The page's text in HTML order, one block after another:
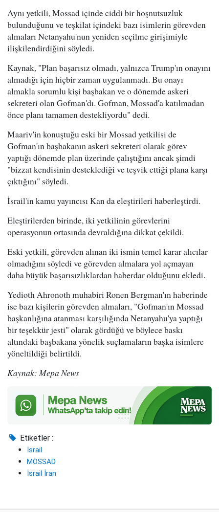
Aynı yetkili, Mossad içinde ciddi bir hoşnutsuzluk
bulunduğunu ve teşkilat içindeki bazı isimlerin görevden
almaları Netanyahu'nun yeniden seçilme girişimiyle
ilişkilendirdiğini söyledi.
Kaynak, "Plan başarısız olmadı, yalnızca Trump'ın onayını
almadığı için hiçbir zaman uygulanmadı. Bu onayı
almakla sorumlu kişi başbakan ve o dönemde askeri
sekreteri olan Gofman'dı. Gofman, Mossad'a katılmadan
önce planı tamamen destekliyordu" dedi.
Maariv'in konuştuğu eski bir Mossad yetkilisi de
Gofman'ın başbakanın askeri sekreteri olarak görev
yaptığı dönemde plan üzerinde çalıştığını ancak şimdi
"bizzat kendisinin desteklediği ve teşvik ettiği plana karşı
çıktığını" söyledi.
İsrail'in kamu yayıncısı Kan da eleştirileri haberleştirdi.
Eleştirilerden birinde, iki yetkilinin görevlerini
operasyonun ortasında devraldığına dikkat çekildi.
Eski yetkili, görevden alınan iki ismin temel karar alıcılar
olmadığını söyledi ve görevden almalara yol açmayan
daha büyük başarısızlıklardan haberdar olduğunu ekledi.
Yedioth Ahronoth muhabiri Ronen Bergman'ın haberinde
ise bazı kişilerin görevden almaları, "Gofman'ın Mossad
başkanlığına atanması karşılığında Netanyahu'ya yaptığı
bir teşekkür jesti" olarak gördüğü ve böylece baskı
altındaki başbakana yönelik suçlamaların başka isimlere
yöneltildiği belirtildi.
Kaynak: Mepa News
Etiketler :
İsrail
MOSSAD
İsrail İran